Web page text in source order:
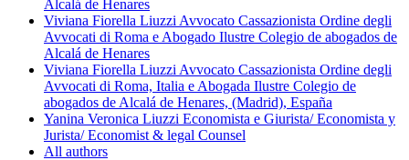
Alcalá de Henares
Viviana Fiorella Liuzzi Avvocato Cassazionista Ordine degli
Avvocati di Roma e Abogado Ilustre Colegio de abogados de
Alcalá de Henares
Viviana Fiorella Liuzzi Avvocato Cassazionista Ordine degli
Avvocati di Roma, Italia e Abogada Ilustre Colegio de
abogados de Alcalá de Henares, (Madrid), España
Yanina Veronica Liuzzi Economista e Giurista/ Economista y
Jurista/ Economist & legal Counsel
All authors